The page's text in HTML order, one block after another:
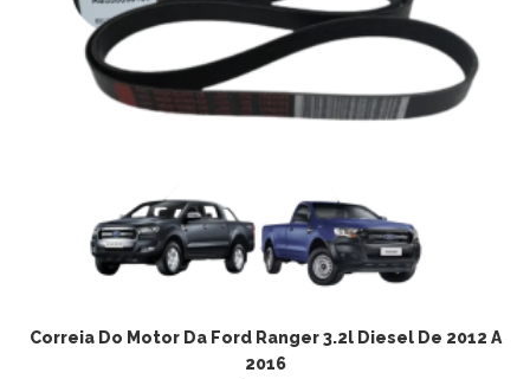
ADICIONAR AO CARRINHO
Correia Do Motor Da Ford Ranger 3.2l Diesel De 2012 A
2016